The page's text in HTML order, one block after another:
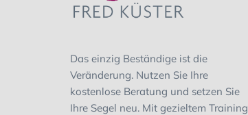
Das einzig Beständige ist die
Veränderung. Nutzen Sie Ihre
kostenlose Beratung und setzen Sie
Ihre Segel neu. Mit gezieltem Training